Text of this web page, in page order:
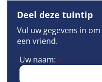
Deel deze tuintip
Vul uw gegevens in
een vriend.
Uw naam: *